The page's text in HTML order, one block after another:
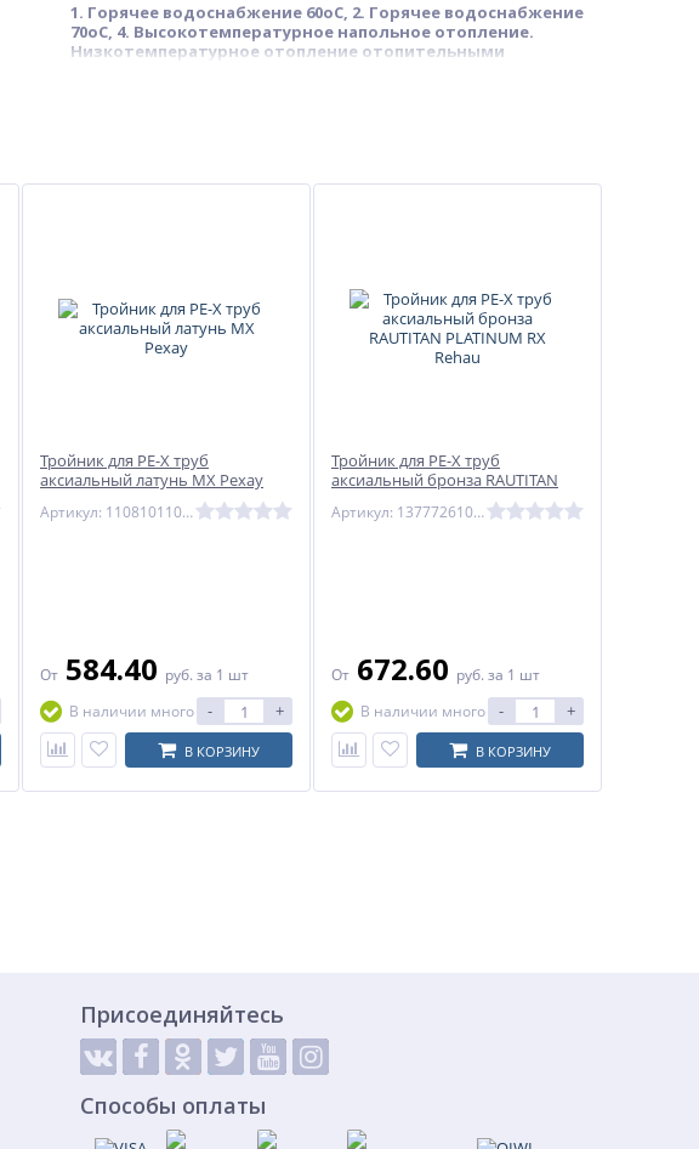
1. Горячее водоснабжение 60oC, 2. Горячее водоснабжение
70oC, 4. Высокотемпературное напольное отопление.
Низкотемпературное отопление отопительными
Тройник для PE-X труб
аксиальный латунь MX Рехау
Артикул: 11081011001
От 584.40 руб. за 1 шт
В наличии много
- +
В КОРЗИНУ
Тройник для PE-X труб
аксиальный бронза RAUTITAN
Артикул: 13777261001
От 672.60 руб. за 1 шт
В наличии много
- +
В КОРЗИНУ
Присоединяйтесь
Способы оплаты